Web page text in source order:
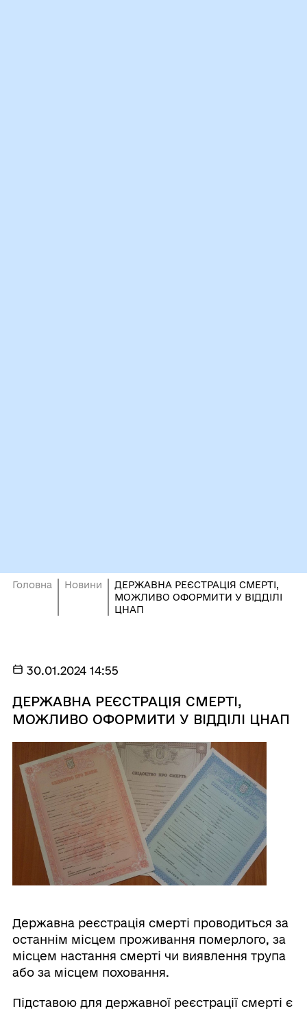
Головна Новини
ДЕРЖАВНА РЕЄСТРАЦІЯ СМЕРТІ,
МОЖЛИВО ОФОРМИТИ У ВІДДІЛІ
ЦНАП
30.01.2024 14:55
ДЕРЖАВНА РЕЄСТРАЦІЯ СМЕРТІ,
МОЖЛИВО ОФОРМИТИ У ВІДДІЛІ ЦНАП
Державна реєстрація смерті проводиться за
останнім місцем проживання померлого, за
місцем настання смерті чи виявлення трупа
або за місцем поховання.
Підставою для державної реєстрації смерті є